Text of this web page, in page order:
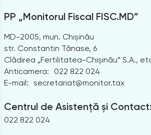
PP „Monitorul Fiscal FISC.MD”
MD-2005, mun. Chișinău
str. Constantin Tănase, 6
Clădirea „Fertilitatea-Chișinău” S.A.,
Anticamera:
022 822 024
E-mail: secretariat@monitor.tax
Centrul de Asistență și Contact:
022 822 024